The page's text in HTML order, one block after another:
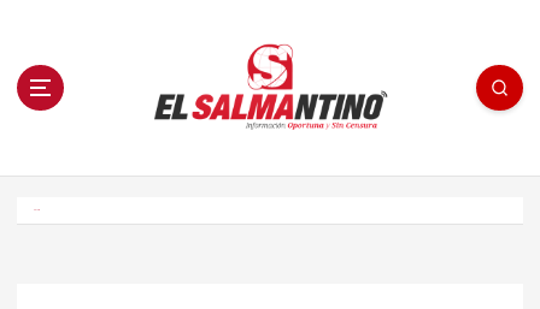
n El Salmantino - medios/noticias/editorial